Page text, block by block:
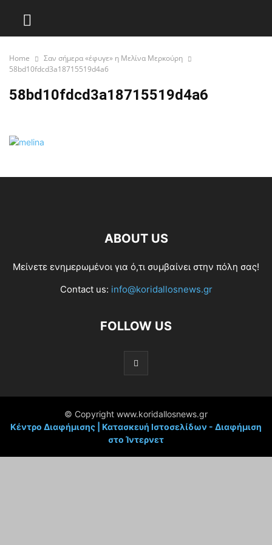
Home
Σαν σήμερα «έφυγε» η Μελίνα Μερκούρη
58bd10fdcd3a18715519d4a6
58bd10fdcd3a18715519d4a6
ABOUT US
Μείνετε ενημερωμένοι για ό,τι συμβαίνει στην πόλη σας!
Contact us: info@koridallosnews.gr
FOLLOW US
© Copyright www.koridallosnews.gr
Κέντρο Διαφήμισης | Κατασκευή Ιστοσελίδων - Διαφήμιση
στο Ίντερνετ